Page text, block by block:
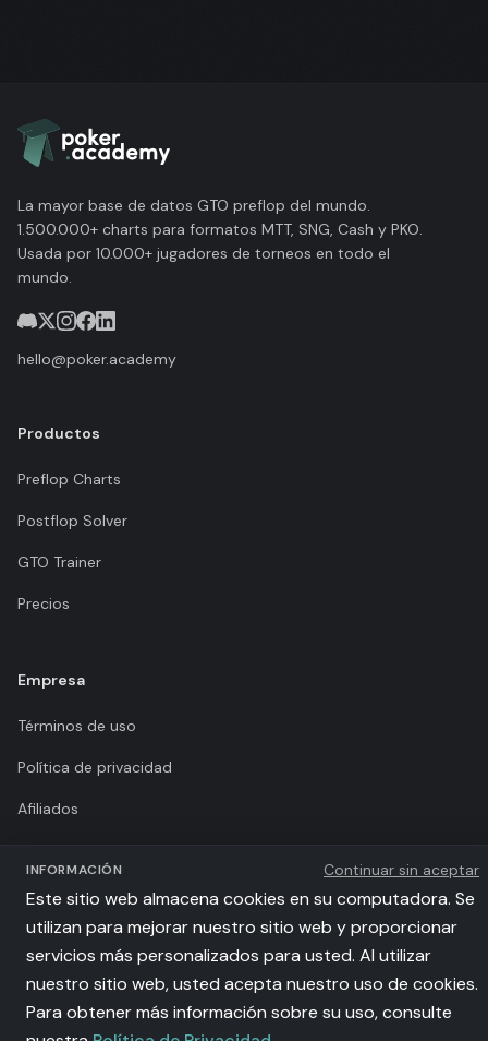
La mayor base de datos GTO preflop del mundo.
1.500.000+ charts para formatos MTT, SNG, Cash y PKO.
Usada por 10.000+ jugadores de torneos en todo el
mundo.
hello@poker.academy
Productos
Preflop Charts
Postflop Solver
GTO Trainer
Precios
Empresa
Términos de uso
Política de privacidad
Afiliados
©2026 Poker Academy. Todos los derechos reservados.
iSolve Sp z o.o. | VAT: PL9571126650 | al. Grunwaldzka 56/202, 80-309
Gdańsk, Poland
Estrategias GTO calculadas con motor Nash equilibrium propietario
INFORMACIÓN Continuar sin aceptar
Este sitio web almacena cookies en su computadora. Se
utilizan para mejorar nuestro sitio web y proporcionar
servicios más personalizados para usted. Al utilizar
nuestro sitio web, usted acepta nuestro uso de cookies.
Para obtener más información sobre su uso, consulte